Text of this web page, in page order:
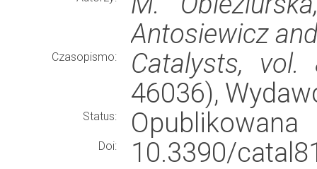
Antosiewicz
Czasopismo:
Catalysts, vol.
46036),
Status: Opublikowana
Doi:
10.3390/